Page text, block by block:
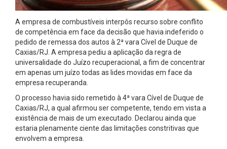
A empresa de combustíveis interpôs recurso sobre conflito
de competência em face da decisão que havia indeferido o
pedido de remessa dos autos à 2ª vara Cível de Duque de
Caxias/RJ. A empresa pediu a aplicação da regra de
universalidade do Juízo recuperacional, a fim de concentrar
em apenas um juízo todas as lides movidas em face da
empresa recuperanda.
O processo havia sido remetido à 4ª vara Cível de Duque de
Caxias/RJ, a qual afirmou ser competente, tendo em vista a
existência de mais de um executado. Declarou ainda que
estaria plenamente ciente das limitações constritivas que
envolvem a empresa.